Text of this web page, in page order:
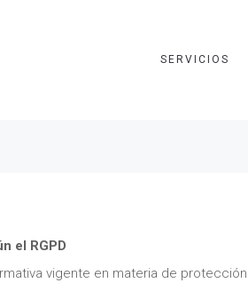
SERVICIOS
el RGPD
vigente en materia de